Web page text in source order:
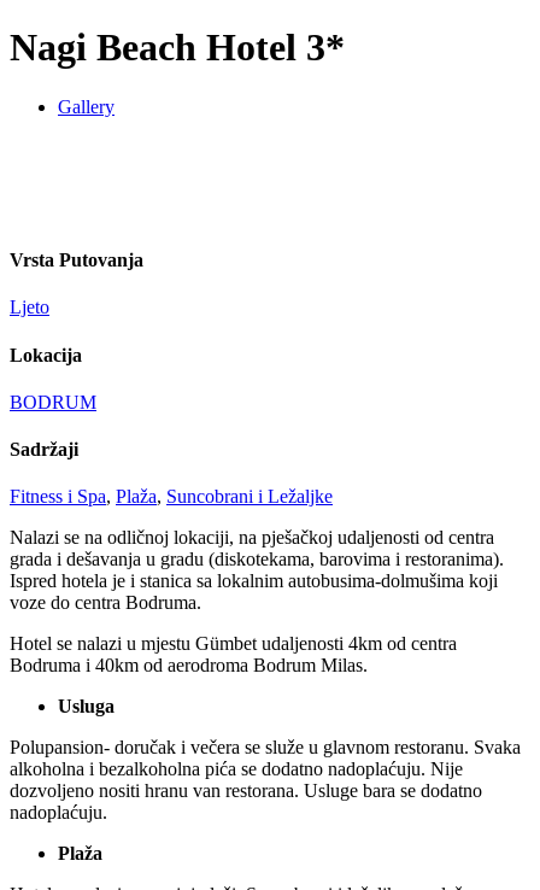
Nagi Beach Hotel 3*
Gallery
Vrsta Putovanja
Ljeto
Lokacija
BODRUM
Sadržaji
Fitness i Spa, Plaža, Suncobrani i Ležaljke
Nalazi se na odličnoj lokaciji, na pješačkoj udaljenosti od centra
grada i dešavanja u gradu (diskotekama, barovima i restoranima).
Ispred hotela je i stanica sa lokalnim autobusima-dolmušima koji
voze do centra Bodruma.
Hotel se nalazi u mjestu Gümbet udaljenosti 4km od centra
Bodruma i 40km od aerodroma Bodrum Milas.
Usluga
Polupansion- doručak i večera se služe u glavnom restoranu. Svaka
alkoholna i bezalkoholna pića se dodatno nadoplaćuju. Nije
dozvoljeno nositi hranu van restorana. Usluge bara se dodatno
nadoplaćuju.
Plaža